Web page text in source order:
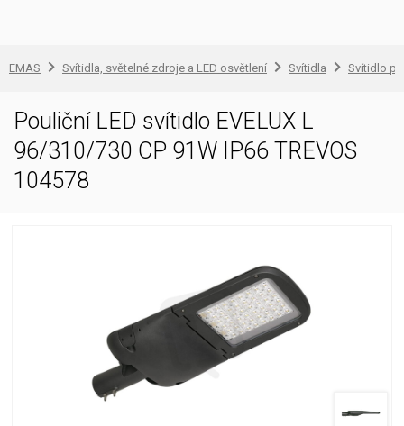
EMAS Svítidla, světelné zdroje a LED osvětlení Svítidla Svítidlo
Pouliční LED svítidlo EVELUX L
96/310/730 CP 91W IP66 TREVOS
104578